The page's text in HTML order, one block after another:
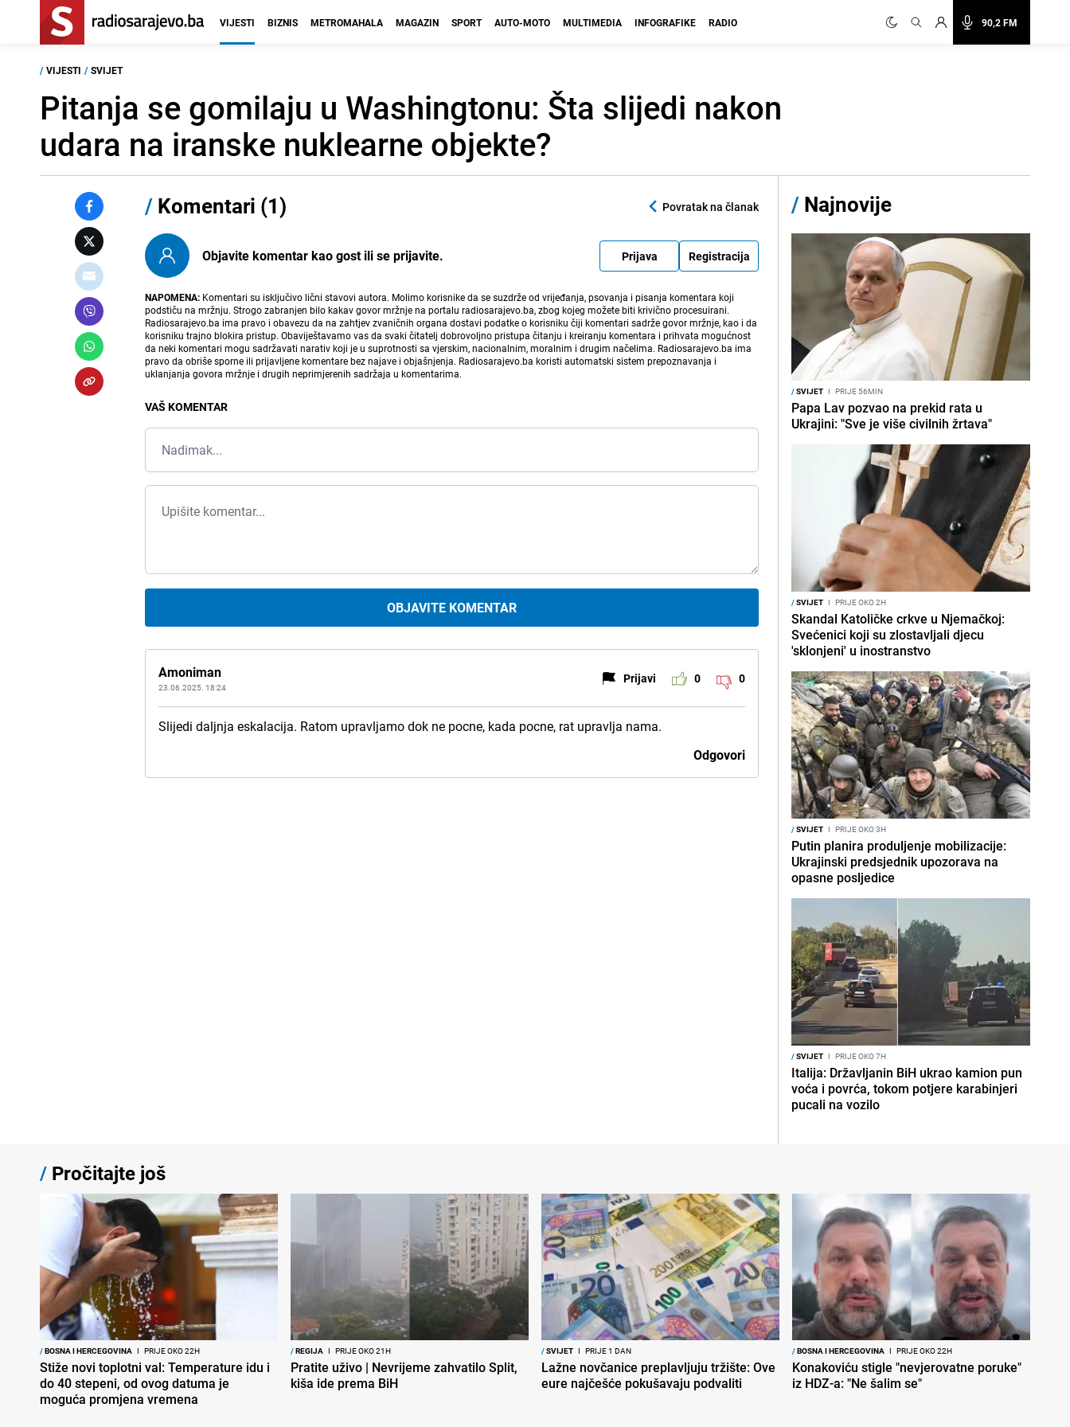
90,2 FM
VIJESTI BIZNIS METROMAHALA MAGAZIN SPORT AUTO-MOTO MULTIMEDIA INFOGRAFIKE RADIO
/ VIJESTI / SVIJET
Pitanja se gomilaju u Washingtonu: Šta slijedi nakon
udara na iranske nuklearne objekte?
/ Komentari (1) Povratak na članak
Objavite komentar kao gost ili se prijavite. Prijava Registracija
NAPOMENA: Komentari su isključivo lični stavovi autora. Molimo korisnike da se suzdrže od vrijeđanja, psovanja i pisanja komentara koji
podstiču na mržnju. Strogo zabranjen bilo kakav govor mržnje na portalu radiosarajevo.ba, zbog kojeg možete biti krivično procesuirani.
Radiosarajevo.ba ima pravo i obavezu da na zahtjev zvaničnih organa dostavi podatke o korisniku čiji komentari sadrže govor mržnje, kao i da
korisniku trajno blokira pristup. Obaviještavamo vas da svaki čitatelj dobrovoljno pristupa čitanju i kreiranju komentara i prihvata mogućnost
da neki komentari mogu sadržavati narativ koji je u suprotnosti sa vjerskim, nacionalnim, moralnim i drugim načelima. Radiosarajevo.ba ima
pravo da obriše sporne ili prijavljene komentare bez najave i objašnjenja. Radiosarajevo.ba koristi automatski sistem prepoznavanja i
uklanjanja govora mržnje i drugih neprimjerenih sadržaja u komentarima.
VAŠ KOMENTAR
OBJAVITE KOMENTAR
Amoniman
23.06.2025. 18:24
Prijavi 0 0
Slijedi daljnja eskalacija. Ratom upravljamo dok ne pocne, kada pocne, rat upravlja nama.
Odgovori
/ Najnovije
/SVIJET I PRIJE 56MIN
Papa Lav pozvao na prekid rata u
Ukrajini: "Sve je više civilnih žrtava"
/SVIJET I PRIJE OKO 2H
Skandal Katoličke crkve u Njemačkoj:
Svećenici koji su zlostavljali djecu
'sklonjeni' u inostranstvo
/SVIJET I PRIJE OKO 3H
Putin planira produljenje mobilizacije:
Ukrajinski predsjednik upozorava na
opasne posljedice
/SVIJET I PRIJE OKO 7H
Italija: Državljanin BiH ukrao kamion pun
voća i povrća, tokom potjere karabinjeri
pucali na vozilo
/ Pročitajte još
/BOSNA I HERCEGOVINA I PRIJE OKO 22H
Stiže novi toplotni val: Temperature idu i
do 40 stepeni, od ovog datuma je
moguća promjena vremena
/REGIJA I PRIJE OKO 21H
Pratite uživo | Nevrijeme zahvatilo Split,
kiša ide prema BiH
/SVIJET I PRIJE 1 DAN
Lažne novčanice preplavljuju tržište: Ove
eure najčešće pokušavaju podvaliti
/BOSNA I HERCEGOVINA I PRIJE OKO 22H
Konakoviću stigle "nevjerovatne poruke"
iz HDZ-a: "Ne šalim se"